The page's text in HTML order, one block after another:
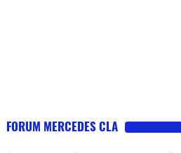
lorsqu'on
FORUM MERCEDES CLA